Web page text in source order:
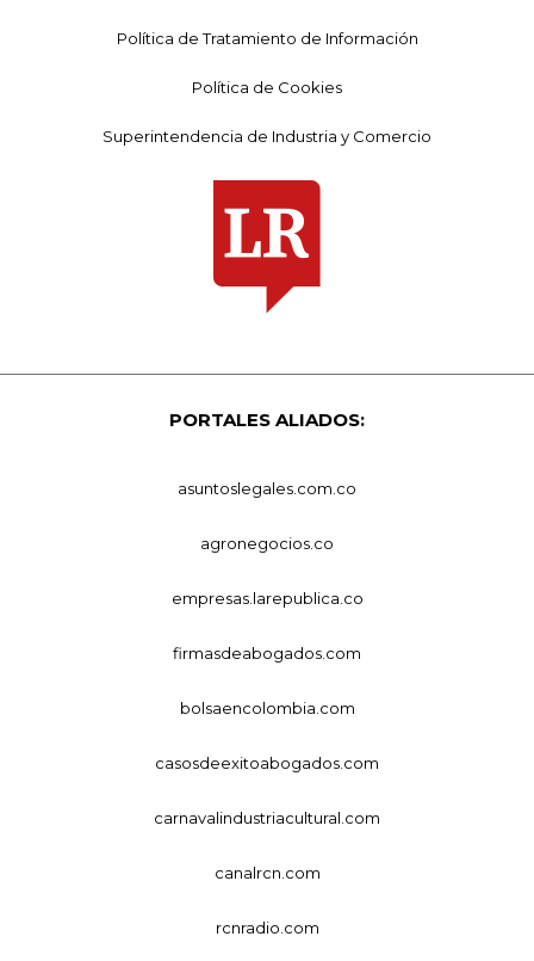
Política de Tratamiento de Información
Política de Cookies
Superintendencia de Industria y Comercio
PORTALES ALIADOS:
asuntoslegales.com.co
agronegocios.co
empresas.larepublica.co
firmasdeabogados.com
bolsaencolombia.com
casosdeexitoabogados.com
carnavalindustriacultural.com
canalrcn.com
rcnradio.com